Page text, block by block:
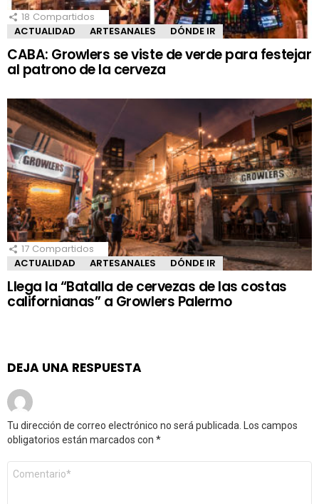
18 Compartidos
ACTUALIDAD
ARTESANALES DÓNDE IR
CABA: Growlers se viste de verde para festejar
al patrono de la cerveza
17 Compartidos
ACTUALIDAD
ARTESANALES DÓNDE IR
Llega la “Batalla de cervezas de las costas
californianas” a Growlers Palermo
DEJA UNA RESPUESTA
Tu dirección de correo electrónico no será publicada.
Los campos
obligatorios están marcados con *
Comentario